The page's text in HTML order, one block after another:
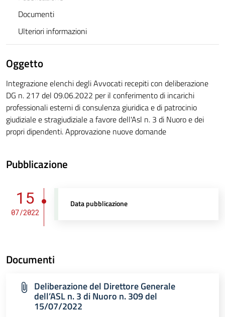
Documenti
Ulteriori informazioni
Oggetto
Integrazione elenchi degli Avvocati recepiti con deliberazione
DG n. 217 del 09.06.2022 per il conferimento di incarichi
professionali esterni di consulenza giuridica e di patrocinio
giudiziale e stragiudiziale a favore dell'Asl n. 3 di Nuoro e dei
propri dipendenti. Approvazione nuove domande
Pubblicazione
15
07/2022
Data pubblicazione
Documenti
Deliberazione del Direttore Generale
dell’ASL n. 3 di Nuoro n. 309 del
15/07/2022